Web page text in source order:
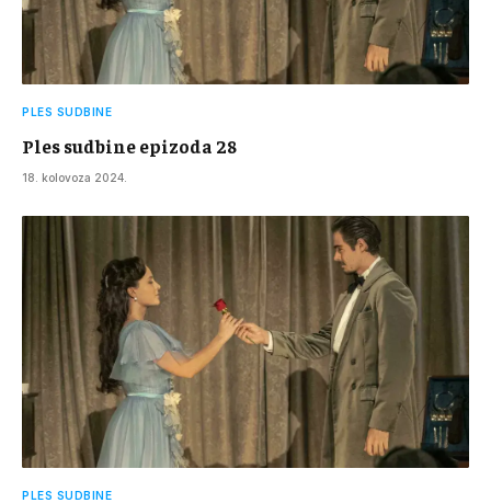
PLES SUDBINE
Ples sudbine epizoda 28
18. kolovoza 2024.
PLES SUDBINE